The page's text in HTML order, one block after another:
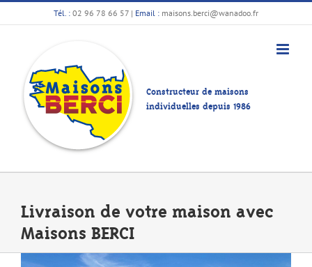
Passer
Tél. : 02 96 78 66 57 | Email : maisons.berci@wanadoo.fr
Constructeur de maisons
individuelles depuis 1986
Livraison de votre maison avec
Maisons BERCI
Voir